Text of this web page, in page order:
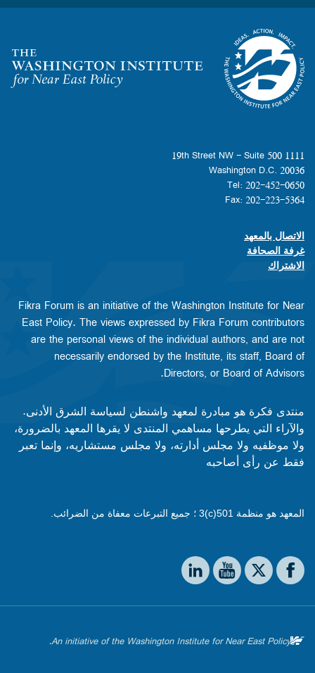
Homepage
1111 19th Street NW - Suite 500
Washington D.C. 20036
Tel: 202-452-0650
Fax: 202-223-5364
Footer contact links
الاتصال بالمعهد
غرفة الصحافة
الاشتراك
Fikra Forum is an initiative of the Washington Institute for Near
East Policy. The views expressed by Fikra Forum contributors
are the personal views of the individual authors, and are not
necessarily endorsed by the Institute, its staff, Board of
Directors, or Board of Advisors.​​
منتدى فكرة هو مبادرة لمعهد واشنطن لسياسة الشرق الأدنى.
والآراء التي يطرحها مساهمي المنتدى لا يقرها المعهد بالضرورة،
ولا موظفيه ولا مجلس أدارته، ولا مجلس مستشاريه، وإنما تعبر
فقط عن رأى أصاحبه
المعهد هو منظمة 501(c)3 ؛ جميع التبرعات معفاة من الضرائب.
Social media
The Washington Institute on Facebook
The Washington Institute on X
The Washington Institute on YouTube
The Washington Institute on LinkedIn
An initiative of the Washington Institute for Near East Policy.